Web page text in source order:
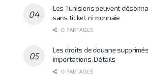
Les Tunisiens peuvent
sans ticket ni monnaie
0 PARTAGES
Les droits de douane
importations. Détails
0 PARTAGES